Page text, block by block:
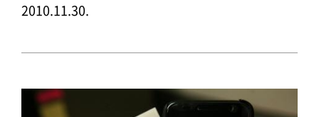
2010.11.30.